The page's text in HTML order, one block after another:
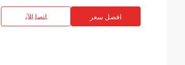
افضل سعر ﺎﺘﺼﻟ ﺍﻶﻧ